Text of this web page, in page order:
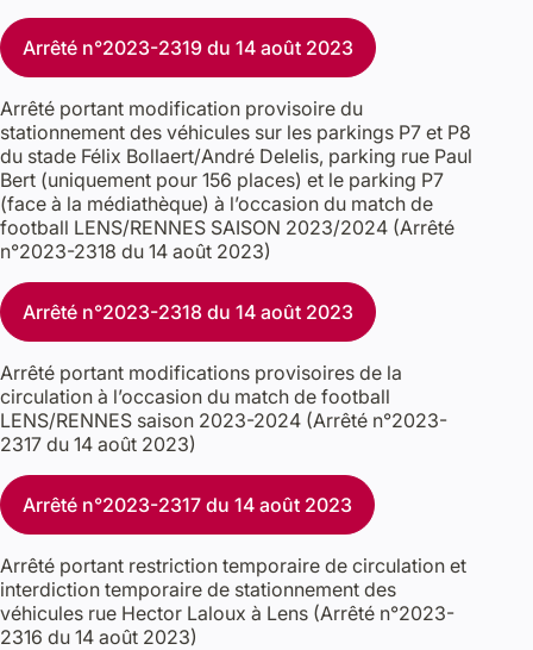
Arrêté n°2023-2319 du 14 août 2023
Arrêté portant modification provisoire du
stationnement des véhicules sur les parkings P7 et P8
du stade Félix Bollaert/André Delelis, parking rue Paul
Bert (uniquement pour 156 places) et le parking P7
(face à la médiathèque) à l’occasion du match de
football LENS/RENNES SAISON 2023/2024 (Arrêté
n°2023-2318 du 14 août 2023)
Arrêté n°2023-2318 du 14 août 2023
Arrêté portant modifications provisoires de la
circulation à l’occasion du match de football
LENS/RENNES saison 2023-2024 (Arrêté n°2023-
2317 du 14 août 2023)
Arrêté n°2023-2317 du 14 août 2023
Arrêté portant restriction temporaire de circulation et
interdiction temporaire de stationnement des
véhicules rue Hector Laloux à Lens (Arrêté n°2023-
2316 du 14 août 2023)